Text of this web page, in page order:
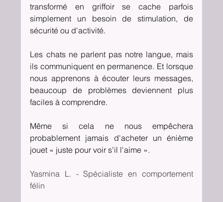
transformé en griffoir se cache parfois
simplement un besoin de stimulation, de
sécurité ou d'activité.
Les chats ne parlent pas notre langue, mais
ils communiquent en permanence. Et lorsque
nous apprenons à écouter leurs messages,
beaucoup de problèmes deviennent plus
faciles à comprendre.
Même si cela ne nous empêchera
probablement jamais d'acheter un énième
jouet « juste pour voir s'il l'aime ».
Yasmina L. - Spécialiste en comportement
félin